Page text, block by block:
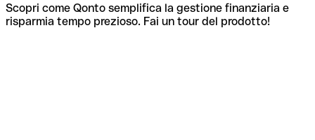
Scopri come Qonto semplifica la gestione finanziaria e
risparmia tempo prezioso. Fai un tour del prodotto!